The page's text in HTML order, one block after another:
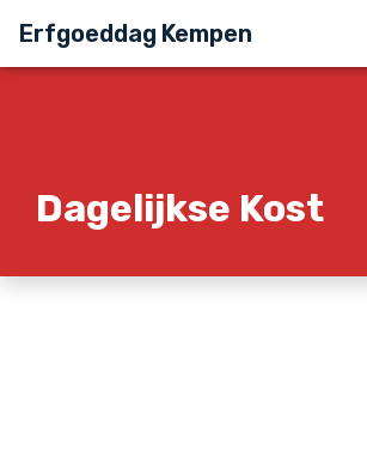
Erfgoeddag Kempen
Dagelijkse Kost